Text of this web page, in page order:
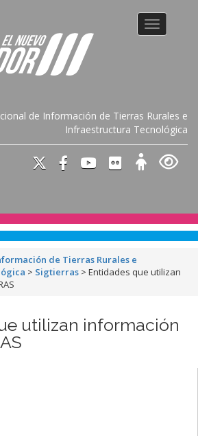
de Información de Tierras Rurales e
Infraestructura Tecnológica
Toggle
de Tierras Rurales e
> Sigtierras > Entidades que utilizan
utilizan información